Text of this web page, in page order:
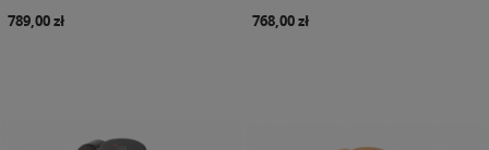
789,00 zł 768,00 zł